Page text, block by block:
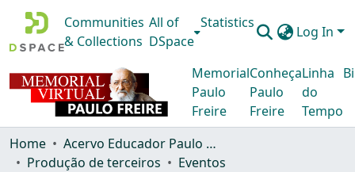
Communities
& Collections
All of
DSpace
Statistics
Log In
Memorial
Paulo
Freire
Conheça
Paulo
Freire
Linha
do
Tempo
Home
Acervo Educador Paulo Freire
Produção de terceiros
Eventos